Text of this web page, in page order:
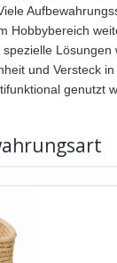
Hobbybereich
Lösungen
und Versteck
genutzt